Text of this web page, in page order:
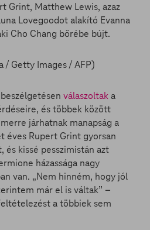
Grint, Matthew Lewis, azaz
Lovegoodot alakító Evanna
Cho Chang bőrébe bújt.
válaszoltak a
és többek között
járhatnak manapság a
éves Rupert Grint gyorsan
és kissé pesszimistán azt
házassága nagy
van. „Nem hinném, hogy jól
már el is váltak” –
a többiek sem